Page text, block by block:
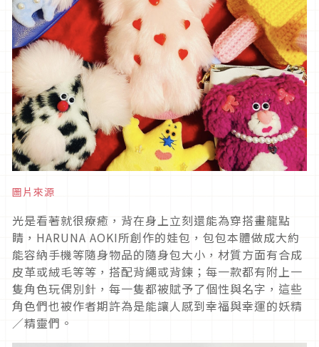
圖片來源
光是看著就很療癒，背在身上立刻還能為穿搭畫龍點
睛，HARUNA AOKI所創作的娃包，包包本體做成大約
能容納手機等隨身物品的隨身包大小，材質方面有合成
皮革或絨毛等等，搭配背繩或背鍊；每一款都有附上一
隻角色玩偶別針，每一隻都被賦予了個性與名字，這些
角色們也被作者期許為是能讓人感到幸福與幸運的妖精
／精靈們。